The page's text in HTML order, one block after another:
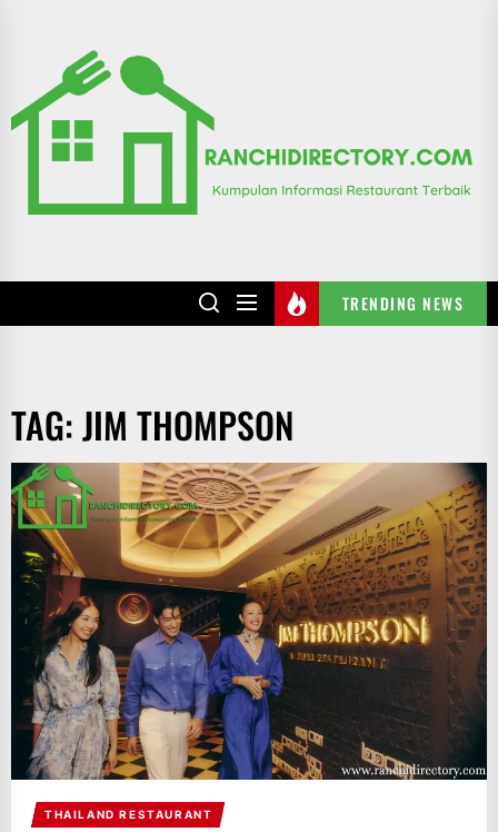
content
TRENDING NEWS
TAG:JIM THOMPSON
THAILAND RESTAURANT